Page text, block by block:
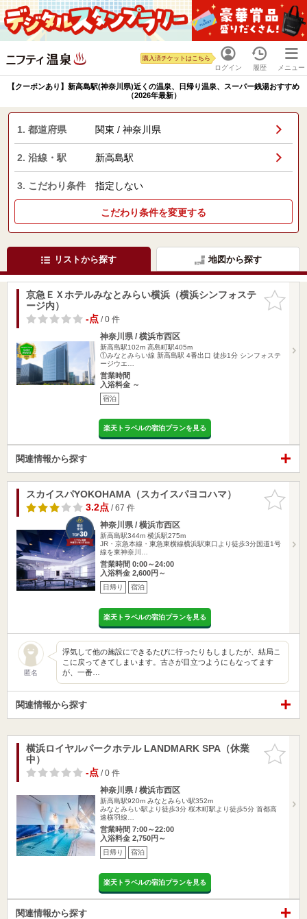
ログイン
購入済チケットはこちら
履歴 メニュー
【クーポンあり】新高島駅(神奈川県)近くの温泉、日帰り温泉、スーパー銭湯おすすめ
（2026年最新）
1. 都道府県 関東 / 神奈川県
2. 沿線・駅 新高島駅
3. こだわり条件 指定しない
こだわり条件を変更する
リストから探す 地図から探す
お気に入
りに追加
京急ＥＸホテルみなとみらい横浜（横浜シンフォステ
ージ内）
-点/ 0 件
神奈川県 / 横浜市西区
新高島駅102m 高島町駅405m
①みなとみらい線 新高島駅 4番出口 徒歩1分 シンフォステ
ージウエ…
営業時間
入浴料金 ～
宿泊
楽天トラベルの宿泊プランを見る
関連情報から探す
お気に入
りに追加
スカイスパYOKOHAMA（スカイスパヨコハマ）
3.2点/ 67 件
神奈川県 / 横浜市西区
新高島駅344m 横浜駅275m
JR・京急本線・東急東横線横浜駅東口より徒歩3分国道1号
線を東神奈川…
営業時間 0:00～24:00
入浴料金 2,600円～
日帰り 宿泊
楽天トラベルの宿泊プランを見る
匿名
浮気して他の施設にできるたびに行ったりもしましたが、結局こ
こに戻ってきてしまいます。古さが目立つようにもなってます
が、一番…
関連情報から探す
お気に入
りに追加
横浜ロイヤルパークホテル LANDMARK SPA（休業
中）
-点/ 0 件
神奈川県 / 横浜市西区
新高島駅920m みなとみらい駅352m
みなとみらい駅より徒歩3分 桜木町駅より徒歩5分 首都高
速横羽線…
営業時間 7:00～22:00
入浴料金 2,750円～
日帰り 宿泊
楽天トラベルの宿泊プランを見る
関連情報から探す